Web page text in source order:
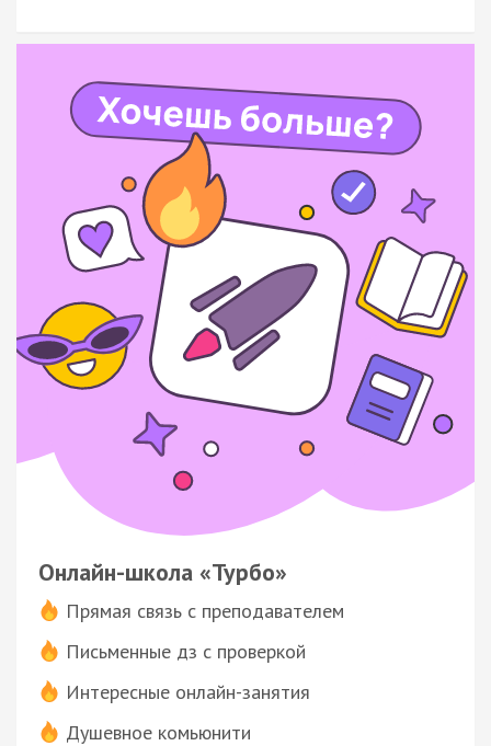
Онлайн-школа «Турбо»
Прямая связь с преподавателем
Письменные дз с проверкой
Интересные онлайн-занятия
Душевное комьюнити